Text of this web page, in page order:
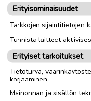
Erityisominaisuudet
Tarkkojen sijaintitietojen
Tunnista laitteet
Erityiset tarkoitukset
Tietoturva,
korjaaminen
Mainonnan ja sisällön